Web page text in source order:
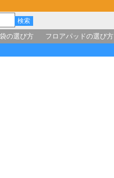
の選び方 フロアパッドの選び方